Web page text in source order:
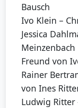
Bausch
Ivo Klein –
Jessica
Meinzenbach
Freund von
Rainer
von Ines
Ludwig Ritter